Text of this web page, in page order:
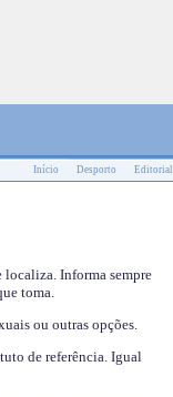
Início Desporto Editorial
localiza. Informa sempre
toma.
ou outras opções.
de referência. Igual